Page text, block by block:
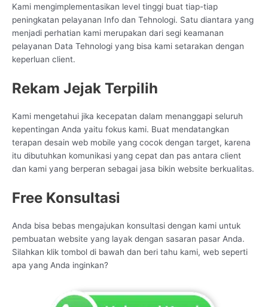
Kami mengimplementasikan level tinggi buat tiap-tiap
peningkatan pelayanan Info dan Tehnologi. Satu diantara yang
menjadi perhatian kami merupakan dari segi keamanan
pelayanan Data Tehnologi yang bisa kami setarakan dengan
keperluan client.
Rekam Jejak Terpilih
Kami mengetahui jika kecepatan dalam menanggapi seluruh
kepentingan Anda yaitu fokus kami. Buat mendatangkan
terapan desain web mobile yang cocok dengan target, karena
itu dibutuhkan komunikasi yang cepat dan pas antara client
dan kami yang berperan sebagai jasa bikin website berkualitas.
Free Konsultasi
Anda bisa bebas mengajukan konsultasi dengan kami untuk
pembuatan website yang layak dengan sasaran pasar Anda.
Silahkan klik tombol di bawah dan beri tahu kami, web seperti
apa yang Anda inginkan?